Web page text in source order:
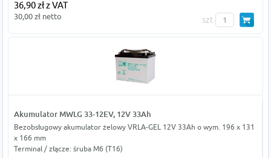
36,90 zł z VAT
30,00 zł netto szt
Akumulator MWLG 33-12EV, 12V 33Ah
Bezobsługowy akumulator żelowy VRLA-GEL 12V 33Ah o wym. 196 x 131
x 166 mm
Terminal / złącze: śruba M6 (T16)